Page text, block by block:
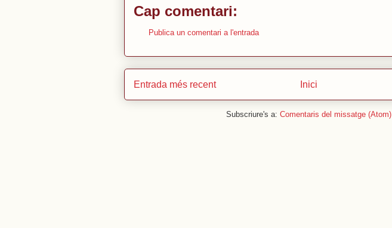
Cap comentari:
Publica un comentari a l'entrada
Entrada més recent Inici
Subscriure's a: Comentaris del missatge (Atom)